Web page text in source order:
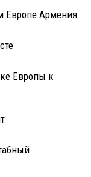
Европе Армения
Европы к